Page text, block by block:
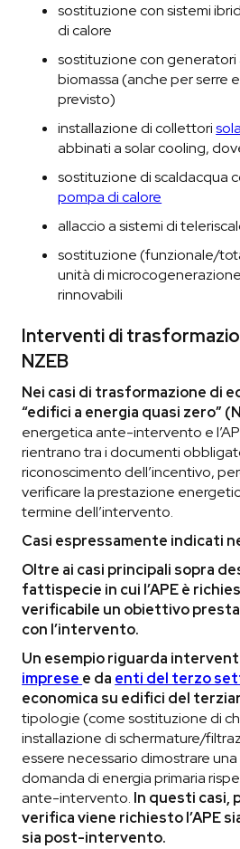
sostituzione con sistemi
di calore
sostituzione con generatori
biomassa (anche per serre
previsto)
installazione di collettori
abbinati a solar cooling,
sostituzione di scaldacqua
pompa di calore
allaccio a sistemi di
sostituzione (funzionale/
unità di
rinnovabili
Interventi di
NZEB
Nei casi di trasformazione di
“edifici a energia quasi zero”
energetica ante-intervento e
rientrano tra i documenti
riconoscimento dell’incentivo,
verificare la prestazione
termine dell’intervento.
Casi espressamente indicati
Oltre ai casi principali sopra
fattispecie in cui l’APE è
verificabile un obiettivo
con l’intervento.
Un esempio riguarda
imprese e da enti del terzo
economica su edifici del
tipologie (come sostituzione di
installazione di schermature/
essere necessario dimostrare
domanda di energia primaria
ante-intervento. In questi casi,
verifica viene richiesto l’APE
sia post-intervento.